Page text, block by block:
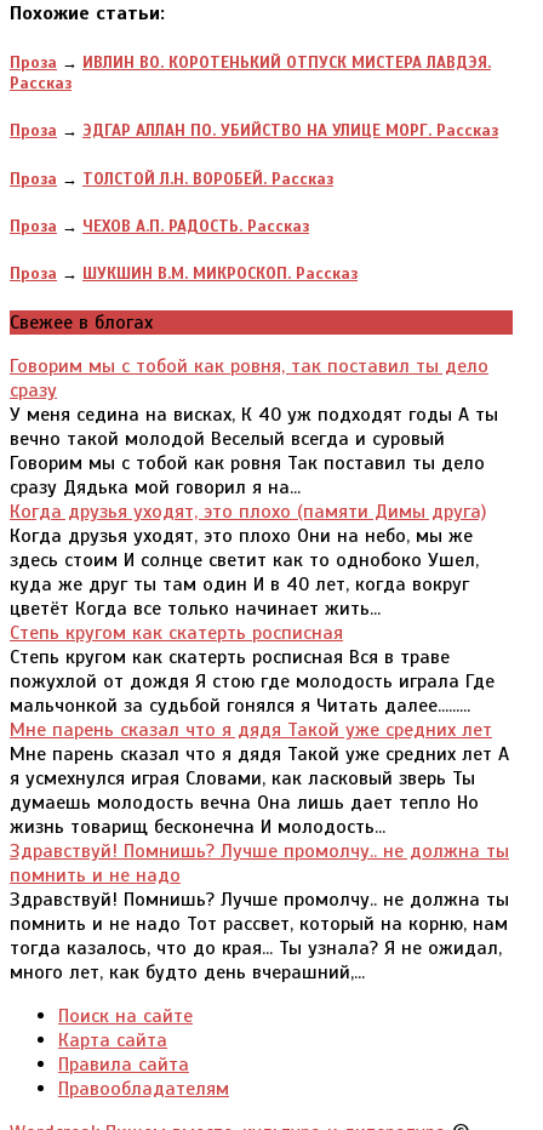
Похожие статьи:
Проза → ИВЛИН ВО. КОРОТЕНЬКИЙ ОТПУСК МИСТЕРА ЛАВДЭЯ.
Рассказ
Проза → ЭДГАР АЛЛАН ПО. УБИЙСТВО НА УЛИЦЕ МОРГ. Рассказ
Проза → ТОЛСТОЙ Л.Н. ВОРОБЕЙ. Рассказ
Проза → ЧЕХОВ А.П. РАДОСТЬ. Рассказ
Проза → ШУКШИН В.М. МИКРОСКОП. Рассказ
Свежее в блогах
Говорим мы с тобой как ровня, так поставил ты дело
сразу
У меня седина на висках, К 40 уж подходят годы А ты
вечно такой молодой Веселый всегда и суровый
Говорим мы с тобой как ровня Так поставил ты дело
сразу Дядька мой говорил я на...
Когда друзья уходят, это плохо (памяти Димы друга)
Когда друзья уходят, это плохо Они на небо, мы же
здесь стоим И солнце светит как то однобоко Ушел,
куда же друг ты там один И в 40 лет, когда вокруг
цветёт Когда все только начинает жить...
Степь кругом как скатерть росписная
Степь кругом как скатерть росписная Вся в траве
пожухлой от дождя Я стою где молодость играла Где
мальчонкой за судьбой гонялся я Читать далее.........
Мне парень сказал что я дядя Такой уже средних лет
Мне парень сказал что я дядя Такой уже средних лет А
я усмехнулся играя Словами, как ласковый зверь Ты
думаешь молодость вечна Она лишь дает тепло Но
жизнь товарищ бесконечна И молодость...
Здравствуй! Помнишь? Лучше промолчу.. не должна ты
помнить и не надо
Здравствуй! Помнишь? Лучше промолчу.. не должна ты
помнить и не надо Тот рассвет, который на корню, нам
тогда казалось, что до края... Ты узнала? Я не ожидал,
много лет, как будто день вчерашний,...
Поиск на сайте
Карта сайта
Правила сайта
Правообладателям